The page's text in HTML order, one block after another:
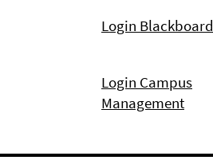
Login Blackboard
Login Campus
Management